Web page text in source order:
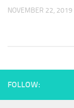
NOVEMBER 22, 2019
FOLLOW: